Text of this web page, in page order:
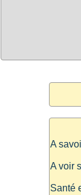
A
A voir
Santé